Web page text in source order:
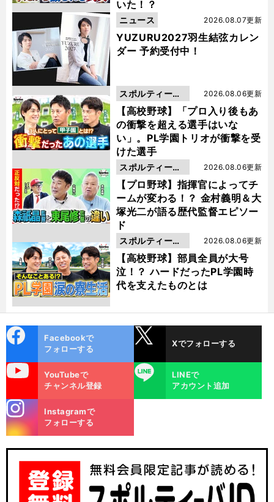
いた！？
YUZURU2027羽生結弦カレン
ダー 予約受付中！
2026.08.07更新
ニュース
【高校野球】「プロ入り後もあ
の衝撃を超える選手はいな
い」。PL学園トリオが衝撃を受
けた選手
2026.08.06更新
スポルティーバ
動画
【プロ野球】指揮官によってチ
ームが変わる！？ 金村義明＆大
塚光二が語る歴代監督エピソー
ド
2026.08.06更新
スポルティーバ
動画
【高校野球】部員全員が大号
泣！？ ハードだったPL学園時
代を支えたものとは
2026.08.06更新
スポルティーバ
動画
ok
Facebookで
フォローする
Xでフォローする
YouTubeで
チャンネル登録
LINE
LINEで
アカウント追加
m
Instagramで
フォローする